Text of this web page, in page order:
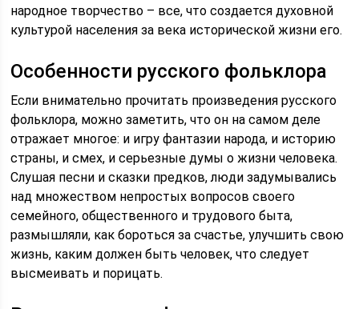
народное творчество – все, что создается духовной
культурой населения за века исторической жизни его.
Особенности русского фольклора
Если внимательно прочитать произведения русского
фольклора, можно заметить, что он на самом деле
отражает многое: и игру фантазии народа, и историю
страны, и смех, и серьезные думы о жизни человека.
Слушая песни и сказки предков, люди задумывались
над множеством непростых вопросов своего
семейного, общественного и трудового быта,
размышляли, как бороться за счастье, улучшить свою
жизнь, каким должен быть человек, что следует
высмеивать и порицать.